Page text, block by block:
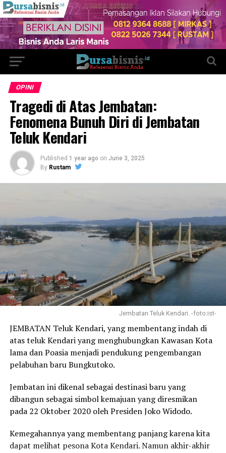
OPINI
Tragedi di Atas Jembatan:
Fenomena Bunuh Diri di Jembatan
Teluk Kendari
Published 1 year ago on June 3, 2025
By Rustam
Jembatan Teluk Kendari. -foto:ist-
JEMBATAN Teluk Kendari, yang membentang indah di
atas teluk Kendari yang menghubungkan Kawasan Kota
lama dan Poasia menjadi pendukung pengembangan
pelabuhan baru Bungkutoko.
Jembatan ini dikenal sebagai destinasi baru yang
dibangun sebagai simbol kemajuan yang diresmikan
pada 22 Oktober 2020 oleh Presiden Joko Widodo.
Kemegahannya yang membentang panjang karena kita
dapat melihat pesona Kota Kendari. Namun akhir-akhir